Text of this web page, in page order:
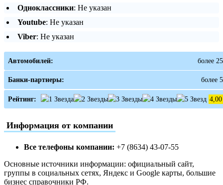
Одноклассники: Не указан
Youtube: Не указан
Viber: Не указан
Автомобилей: более 25
Банки-партнеры: более 5
Рейтинг: 4,00
Информация от компании
Все телефоны компании: +7 (8634) 43-07-55
Основные источники информации: официальный сайт,
группы в социальных сетях, Яндекс и Google карты, большие
бизнес справочники РФ.